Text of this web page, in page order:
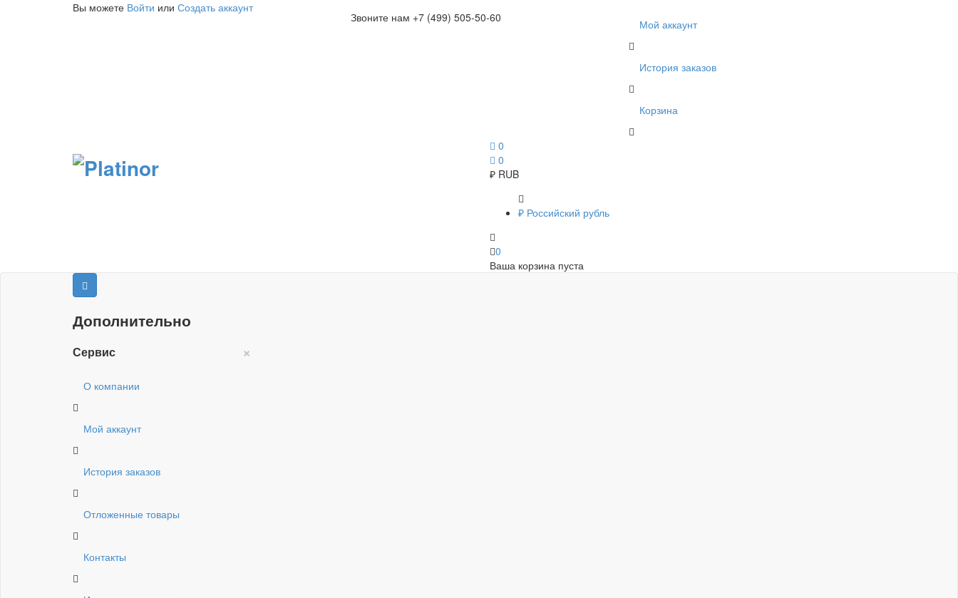
Вы можете Войти или Создать аккаунт
Звоните нам +7 (499) 505-50-60 Мой аккаунт
История заказов
Корзина
0
0
₽ RUB
₽ Российский рубль
0
Ваша корзина пуста
Дополнительно
×
Сервис
О компании
Мой аккаунт
История заказов
Отложенные товары
Контакты